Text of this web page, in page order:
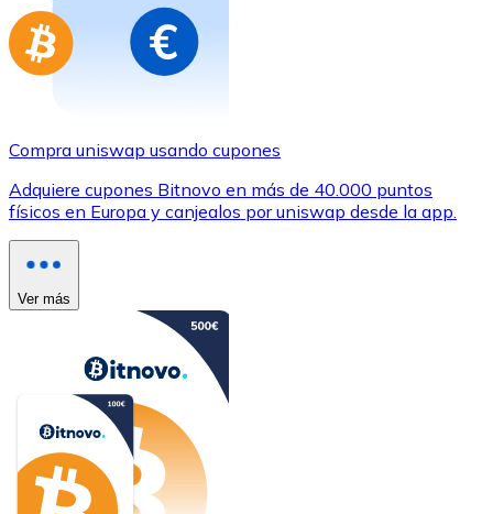
Compra uniswap usando cupones
Adquiere cupones Bitnovo en más de 40.000 puntos
físicos en Europa y canjealos por uniswap desde la app.
Ver más